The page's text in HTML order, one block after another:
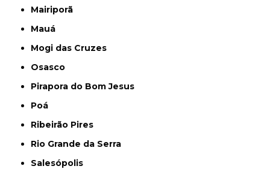
Mairiporã
Mauá
Mogi das Cruzes
Osasco
Pirapora do Bom Jesus
Poá
Ribeirão Pires
Rio Grande da Serra
Salesópolis